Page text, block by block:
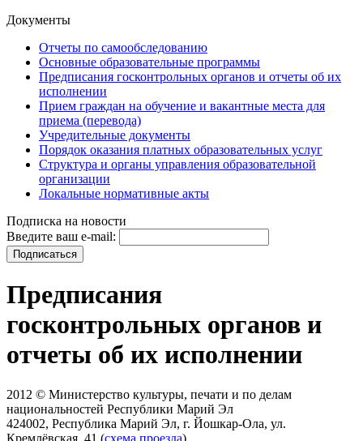
Документы
Отчеты по самообследованию
Основные образовательные программы
Предписания госконтрольных органов и отчеты об их
исполнении
Прием граждан на обучение и вакантные места для
приема (перевода)
Учредительные документы
Порядок оказания платных образовательных услуг
Структура и органы управления образовательной
организации
Локальные нормативные акты
Подписка на новости
Введите ваш e-mail:
Предписания
госконтрольных органов и
отчеты об их исполнении
2012 © Министерство культуры, печати и по делам
национальностей Республики Марий Эл
424002, Республика Марий Эл, г. Йошкар-Ола, ул.
Кремлёвская, 41 (схема проезда)